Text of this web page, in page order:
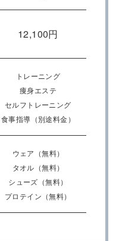
12,100円
トレーニング
痩身エステ
セルフトレーニング
食事指導（別途料金）
ウェア（無料）
タオル（無料）
シューズ（無料）
プロテイン（無料）